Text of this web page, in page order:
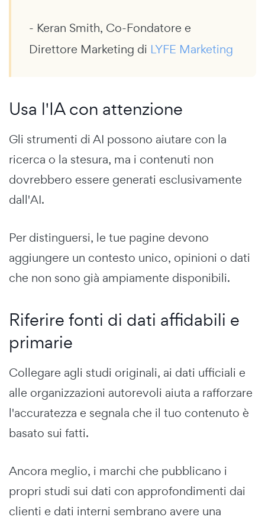
- Keran Smith, Co-Fondatore e
Direttore Marketing di LYFE Marketing
Usa l'IA con attenzione
Gli strumenti di AI possono aiutare con la
ricerca o la stesura, ma i contenuti non
dovrebbero essere generati esclusivamente
dall'AI.
Per distinguersi, le tue pagine devono
aggiungere un contesto unico, opinioni o dati
che non sono già ampiamente disponibili.
Riferire fonti di dati affidabili e
primarie
Collegare agli studi originali, ai dati ufficiali e
alle organizzazioni autorevoli aiuta a rafforzare
l'accuratezza e segnala che il tuo contenuto è
basato sui fatti.
Ancora meglio, i marchi che pubblicano i
propri studi sui dati con approfondimenti dai
clienti e dati interni sembrano avere una